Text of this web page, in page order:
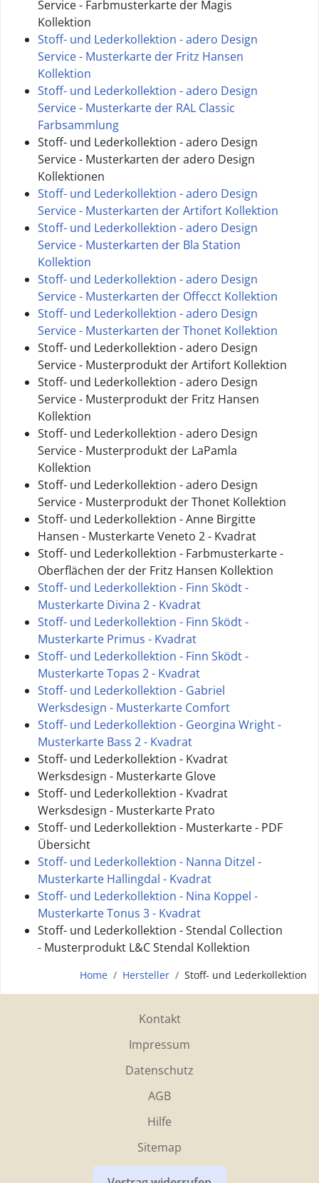
Service - Farbmusterkarte der Magis
Kollektion
Stoff- und Lederkollektion - adero Design
Service - Musterkarte der Fritz Hansen
Kollektion
Stoff- und Lederkollektion - adero Design
Service - Musterkarte der RAL Classic
Farbsammlung
Stoff- und Lederkollektion - adero Design
Service - Musterkarten der adero Design
Kollektionen
Stoff- und Lederkollektion - adero Design
Service - Musterkarten der Artifort Kollektion
Stoff- und Lederkollektion - adero Design
Service - Musterkarten der Bla Station
Kollektion
Stoff- und Lederkollektion - adero Design
Service - Musterkarten der Offecct Kollektion
Stoff- und Lederkollektion - adero Design
Service - Musterkarten der Thonet Kollektion
Stoff- und Lederkollektion - adero Design
Service - Musterprodukt der Artifort Kollektion
Stoff- und Lederkollektion - adero Design
Service - Musterprodukt der Fritz Hansen
Kollektion
Stoff- und Lederkollektion - adero Design
Service - Musterprodukt der LaPamla
Kollektion
Stoff- und Lederkollektion - adero Design
Service - Musterprodukt der Thonet Kollektion
Stoff- und Lederkollektion - Anne Birgitte
Hansen - Musterkarte Veneto 2 - Kvadrat
Stoff- und Lederkollektion - Farbmusterkarte -
Oberflächen der der Fritz Hansen Kollektion
Stoff- und Lederkollektion - Finn Sködt -
Musterkarte Divina 2 - Kvadrat
Stoff- und Lederkollektion - Finn Sködt -
Musterkarte Primus - Kvadrat
Stoff- und Lederkollektion - Finn Sködt -
Musterkarte Topas 2 - Kvadrat
Stoff- und Lederkollektion - Gabriel
Werksdesign - Musterkarte Comfort
Stoff- und Lederkollektion - Georgina Wright -
Musterkarte Bass 2 - Kvadrat
Stoff- und Lederkollektion - Kvadrat
Werksdesign - Musterkarte Glove
Stoff- und Lederkollektion - Kvadrat
Werksdesign - Musterkarte Prato
Stoff- und Lederkollektion - Musterkarte - PDF
Übersicht
Stoff- und Lederkollektion - Nanna Ditzel -
Musterkarte Hallingdal - Kvadrat
Stoff- und Lederkollektion - Nina Koppel -
Musterkarte Tonus 3 - Kvadrat
Stoff- und Lederkollektion - Stendal Collection
- Musterprodukt L&C Stendal Kollektion
Home Hersteller Stoff- und Lederkollektion
Kontakt
Impressum
Datenschutz
AGB
Hilfe
Sitemap